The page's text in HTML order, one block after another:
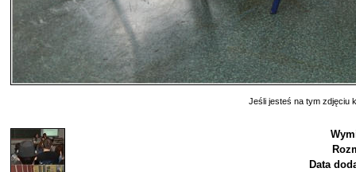
Jeśli jesteś na tym zdjęciu
Data